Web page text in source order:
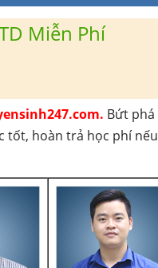
Miễn Phí
Bứt phá
tốt, hoàn trả học phí nếu